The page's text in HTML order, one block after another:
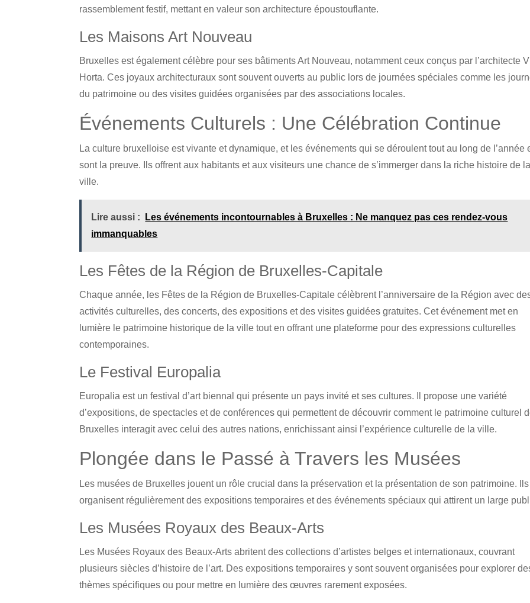
rassemblement festif, mettant en valeur son architecture époustouflante.
Les Maisons Art Nouveau
Bruxelles est également célèbre pour ses bâtiments Art Nouveau, notamment ceux conçus par l’architecte
Horta. Ces joyaux architecturaux sont souvent ouverts au public lors de journées spéciales comme les
du patrimoine ou des visites guidées organisées par des associations locales.
Événements Culturels : Une Célébration Continue
La culture bruxelloise est vivante et dynamique, et les événements qui se déroulent tout au long de l’année
sont la preuve. Ils offrent aux habitants et aux visiteurs une chance de s’immerger dans la riche histoire de
ville.
Lire aussi :
Les événements incontournables à Bruxelles : Ne manquez pas ces rendez-vous
immanquables
Les Fêtes de la Région de Bruxelles-Capitale
Chaque année, les Fêtes de la Région de Bruxelles-Capitale célèbrent l’anniversaire de la Région avec
activités culturelles, des concerts, des expositions et des visites guidées gratuites. Cet événement met en
lumière le patrimoine historique de la ville tout en offrant une plateforme pour des expressions culturelles
contemporaines.
Le Festival Europalia
Europalia est un festival d’art biennal qui présente un pays invité et ses cultures. Il propose une variété
d’expositions, de spectacles et de conférences qui permettent de découvrir comment le patrimoine culturel
Bruxelles interagit avec celui des autres nations, enrichissant ainsi l’expérience culturelle de la ville.
Plongée dans le Passé à Travers les Musées
Les musées de Bruxelles jouent un rôle crucial dans la préservation et la présentation de son patrimoine. Ils
organisent régulièrement des expositions temporaires et des événements spéciaux qui attirent un large
Les Musées Royaux des Beaux-Arts
Les Musées Royaux des Beaux-Arts abritent des collections d’artistes belges et internationaux, couvrant
plusieurs siècles d’histoire de l’art. Des expositions temporaires y sont souvent organisées pour explorer
thèmes spécifiques ou pour mettre en lumière des œuvres rarement exposées.